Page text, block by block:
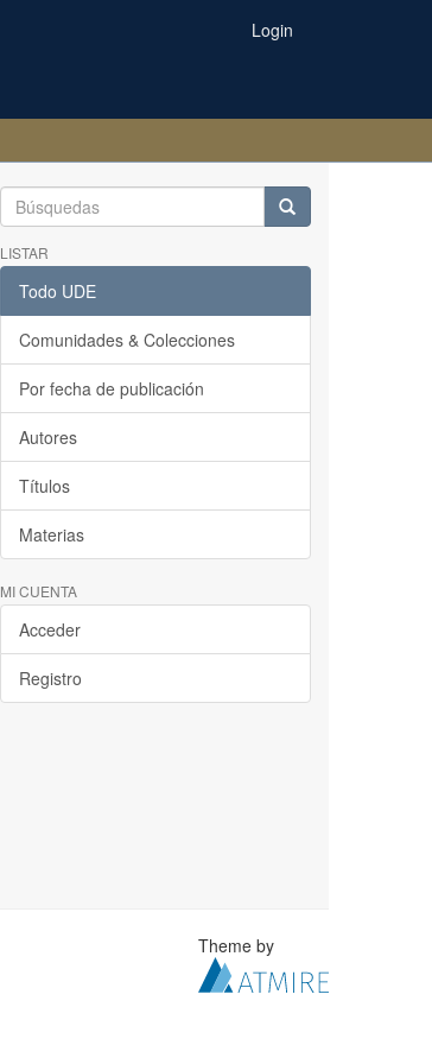
Login
LISTAR
Todo UDE
Comunidades & Colecciones
Por fecha de publicación
Autores
Títulos
Materias
MI CUENTA
Acceder
Registro
Theme by